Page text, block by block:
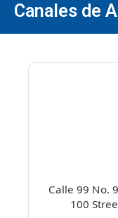
Canales de
Calle 99 No.
100